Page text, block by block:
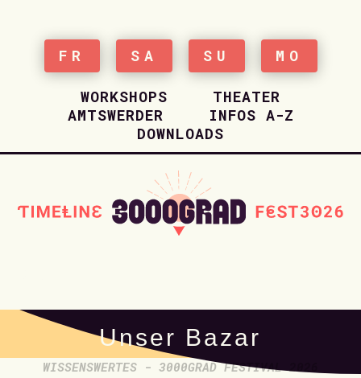
FR SA SU MO
WORKSHOPS
THEATER
AMTSWERDER
INFOS A-Z
DOWNLOADS
Unser Bazar
WISSENSWERTES - 3000GRAD FESTIVAL 2026